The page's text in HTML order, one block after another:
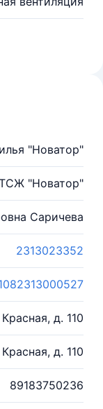
"Новатор"
"Новатор"
Саричева
2313023352
д. 110
д. 110
89183750236